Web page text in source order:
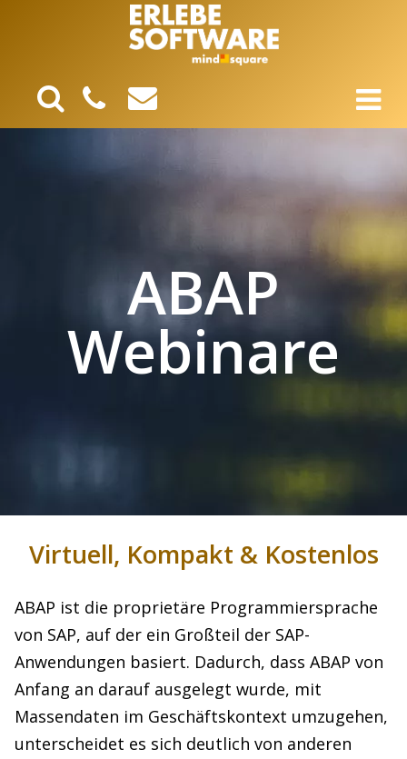
ABAP
Webinare
Virtuell, Kompakt & Kostenlos
ABAP ist die proprietäre Programmiersprache
von SAP, auf der ein Großteil der SAP-
Anwendungen basiert. Dadurch, dass ABAP von
Anfang an darauf ausgelegt wurde, mit
Massendaten im Geschäftskontext umzugehen,
unterscheidet es sich deutlich von anderen